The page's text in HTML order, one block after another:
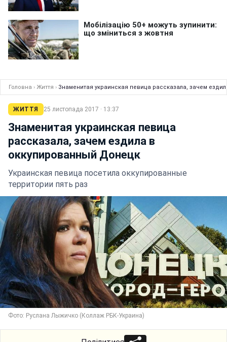
Головна › Життя › Знаменитая украинская певица рассказала, зачем
ЖИТТЯ 25 листопада 2017 · 13:37
Знаменитая украинская певица
рассказала, зачем ездила в
оккупированный Донецк
Украинская певица посетила оккупированные
территории пять раз
Фото: Руслана Лыжичко (Коллаж РБК-Украина)